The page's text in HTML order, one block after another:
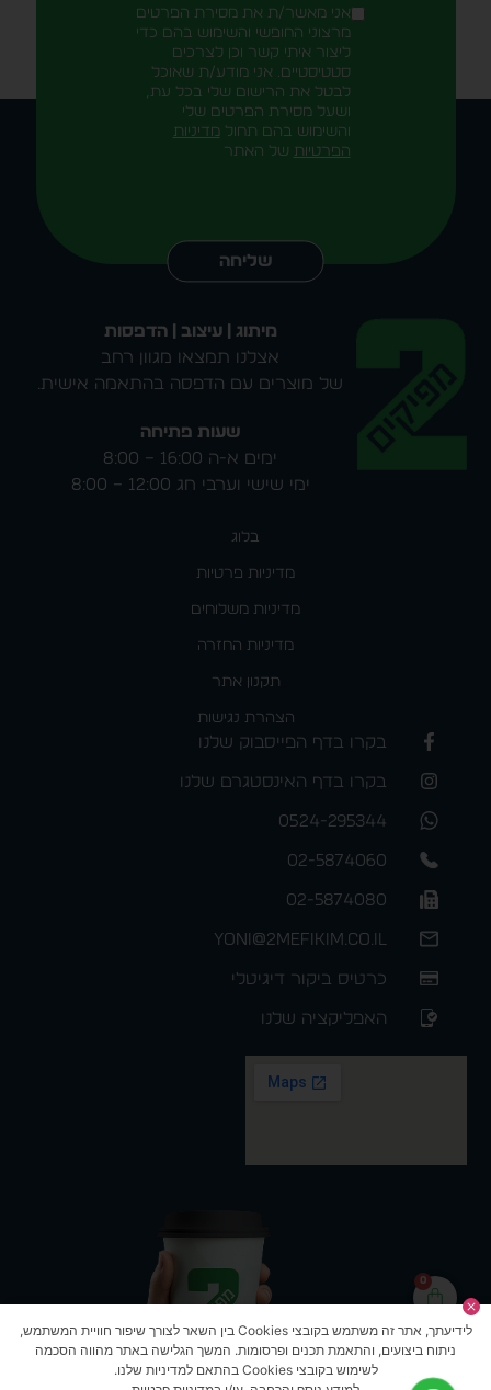
0
אני מאשר/ת את מסירת הפרטים
מרצוני החופשי והשימוש בהם כדי
ליצור איתי קשר וכן לצרכים
סטטיסטיים. אני מודע/ת שאוכל
לבטל את הרישום שלי בכל עת,
ושעל מסירת הפרטים שלי
והשימוש בהם תחול מדיניות
הפרטיות של האתר
שליחה
מיתוג | עיצוב | הדפסות
אצלנו תמצאו מגוון רחב
של מוצרים עם הדפסה בהתאמה אישית.
שעות פתיחה
ימים א-ה 16:00 – 8:00
ימי שישי וערבי חג 12:00 – 8:00
בלוג
מדיניות פרטיות
מדיניות משלוחים
מדיניות החזרה
תקנון אתר
הצהרת נגישות
בקרו בדף הפייסבוק שלנו
בקרו בדף האינסטגרם שלנו
0524-295344
02-5874060
02-5874080
yoni@2mefikim.co.il
כרטיס ביקור דיגיטלי
האפליקציה שלנו
לידיעתך, אתר זה משתמש בקובצי Cookies בין השאר לצורך שיפור חוויית המשתמש,
ניתוח ביצועים, והתאמת תכנים ופרסומות. המשך הגלישה באתר מהווה הסכמה
לשימוש בקובצי Cookies בהתאם למדיניות שלנו.